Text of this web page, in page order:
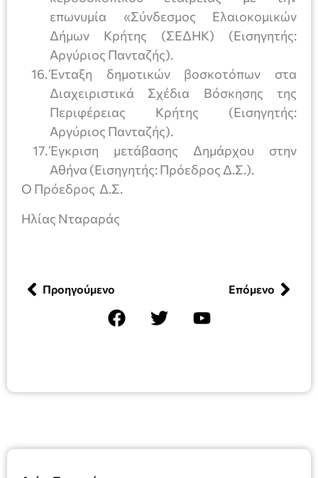
επωνυμία «Σύνδεσμος Ελαιοκομικών
Δήμων Κρήτης (ΣΕΔΗΚ) (Εισηγητής:
Αργύριος Πανταζής).
Ένταξη δημοτικών βοσκοτόπων στα
Διαχειριστικά Σχέδια Βόσκησης της
Περιφέρειας Κρήτης (Εισηγητής:
Αργύριος Πανταζής).
Έγκριση μετάβασης Δημάρχου στην
Αθήνα (Εισηγητής: Πρόεδρος Δ.Σ.).
Ο Πρόεδρος Δ.Σ.
Ηλίας Νταραράς
Προηγούμενο Επόμενο